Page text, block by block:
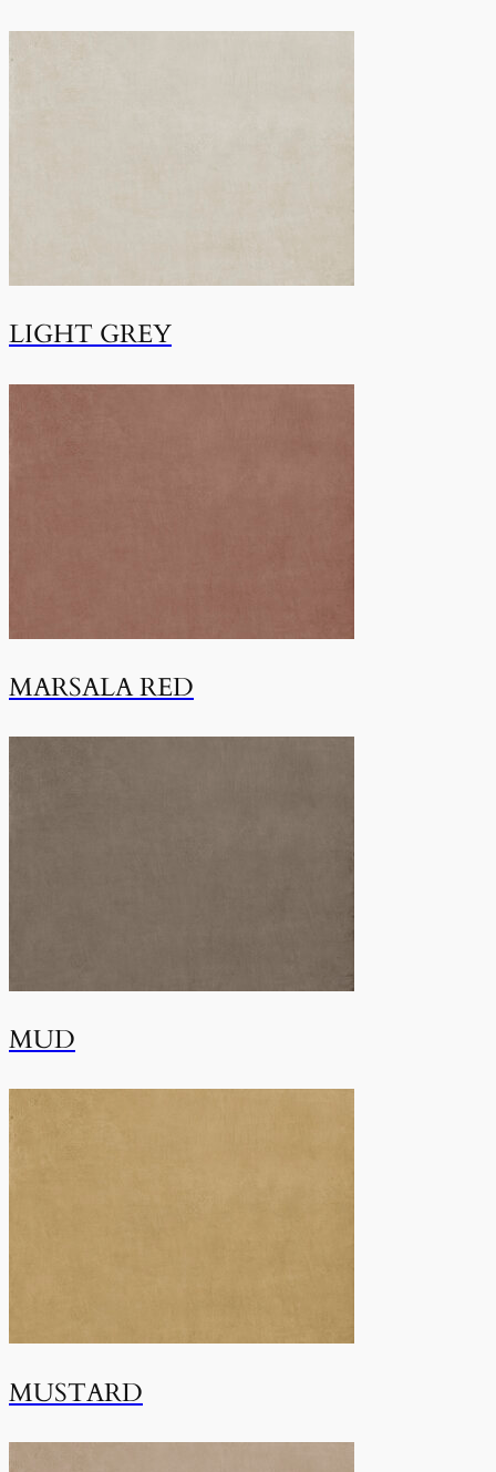
LIGHT GREY
MARSALA RED
MUD
MUSTARD